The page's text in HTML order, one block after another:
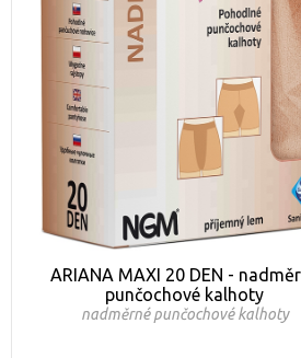
ARIANA MAXI 20 DEN -
punčochové kalhoty
nadměrné punčochové kalhoty